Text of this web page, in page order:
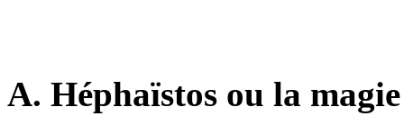
A. Héphaïstos ou la